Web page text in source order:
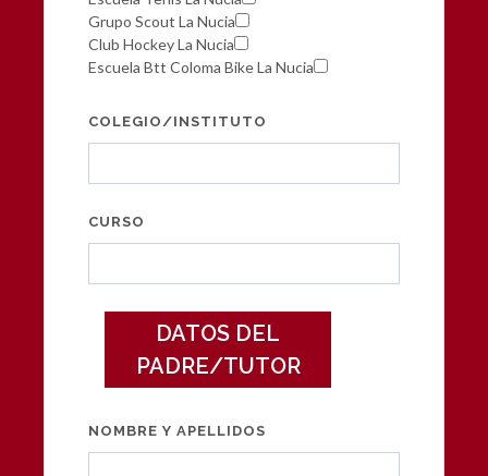
Grupo Scout La Nucia
Club Hockey La Nucia
Escuela Btt Coloma Bike La Nucia
COLEGIO/INSTITUTO
CURSO
DATOS DEL
PADRE/TUTOR
NOMBRE Y APELLIDOS